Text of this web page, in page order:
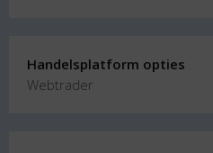
weloverwogen keuze
aan te maken bij CEX.IO,
Handelsplatform opties
Webtrader